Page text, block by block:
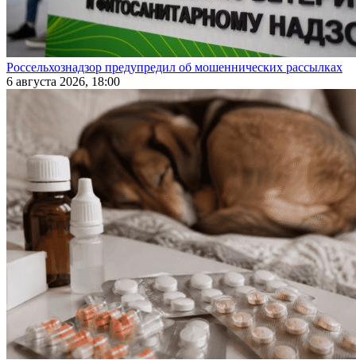
Россельхознадзор предупредил об мошеннических рассылках
6 августа 2026, 18:00